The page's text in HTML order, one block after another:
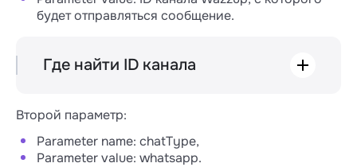
будет отправляться сообщение.
Где найти ID канала
нажмите на значок справа, чтобы зайти в
карточку.
Второй параметр:
Parameter name: chatType,
Parameter value: whatsapp.